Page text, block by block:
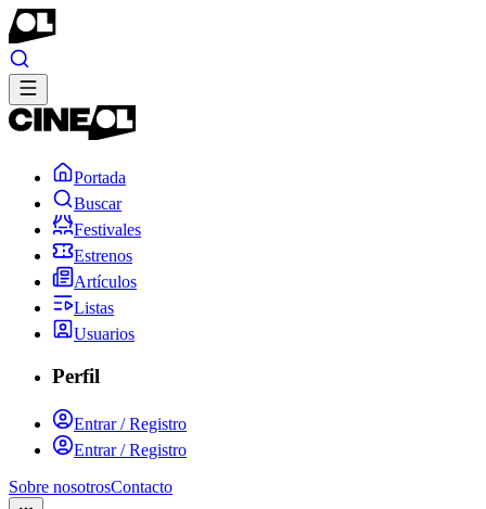
Portada
Buscar
Festivales
Estrenos
Artículos
Listas
Usuarios
Perfil
Entrar / Registro
Entrar / Registro
Sobre nosotrosContacto